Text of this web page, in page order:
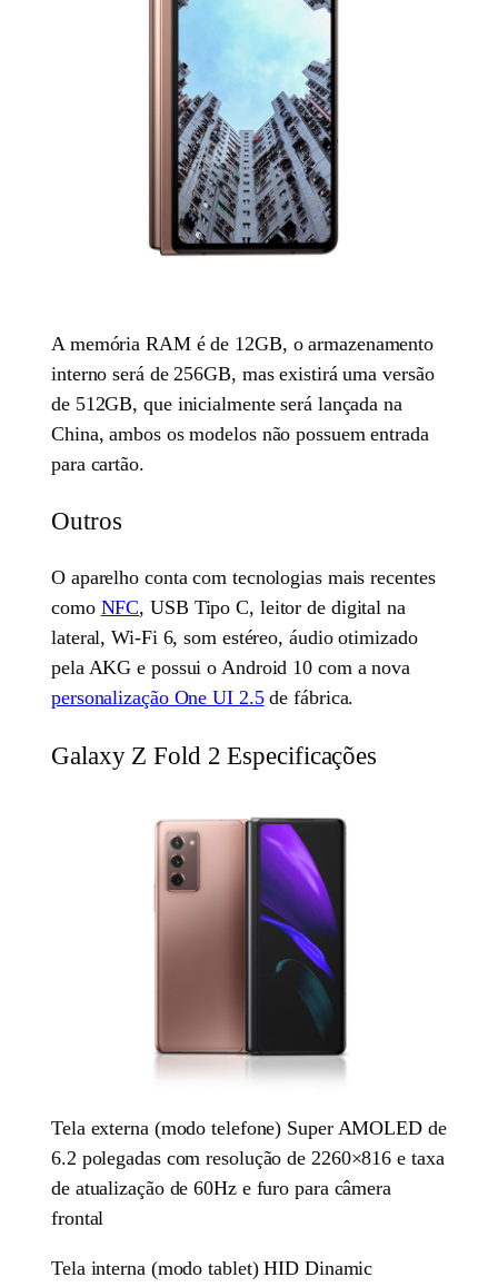
A memória RAM é de 12GB, o armazenamento
interno será de 256GB, mas existirá uma versão
de 512GB, que inicialmente será lançada na
China, ambos os modelos não possuem entrada
para cartão.
Outros
O aparelho conta com tecnologias mais recentes
como NFC, USB Tipo C, leitor de digital na
lateral, Wi-Fi 6, som estéreo, áudio otimizado
pela AKG e possui o Android 10 com a nova
personalização One UI 2.5de fábrica.
Galaxy Z Fold 2 Especificações
Tela externa (modo telefone) Super AMOLED de
6.2 polegadas com resolução de 2260×816 e taxa
de atualização de 60Hz e furo para câmera
frontal
Tela interna (modo tablet) HID Dinamic